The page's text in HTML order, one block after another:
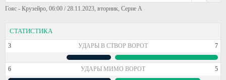
Гояс - Крузейро, 06:00 / 28.11.2023, вторник, Серие А
СТАТИСТИКА
3 УДАРЫ В СТВОР ВОРОТ 7
6 УДАРЫ МИМО ВОРОТ 5